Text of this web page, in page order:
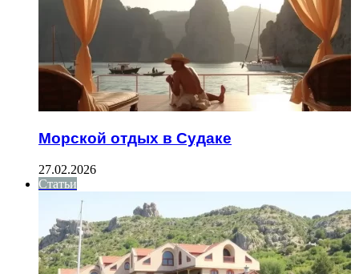
Морской отдых в Судаке
27.02.2026
Статьи